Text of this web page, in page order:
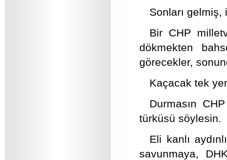
Sonları
Bir CHP
dökmekten
görecekler,
Kaçacak tek
Durmasın
türküsü söylesin.
Eli kanlı
savunmaya,